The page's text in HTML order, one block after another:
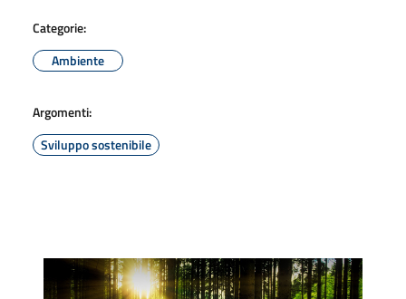
Categorie:
Ambiente
Argomenti:
Sviluppo sostenibile